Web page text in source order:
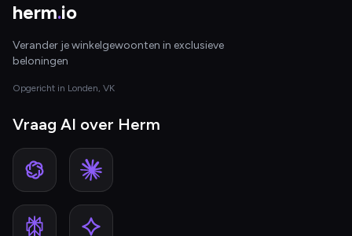
herm.io
Verander je winkelgewoonten in exclusieve
beloningen
Opgericht in Londen, VK
Vraag AI over Herm